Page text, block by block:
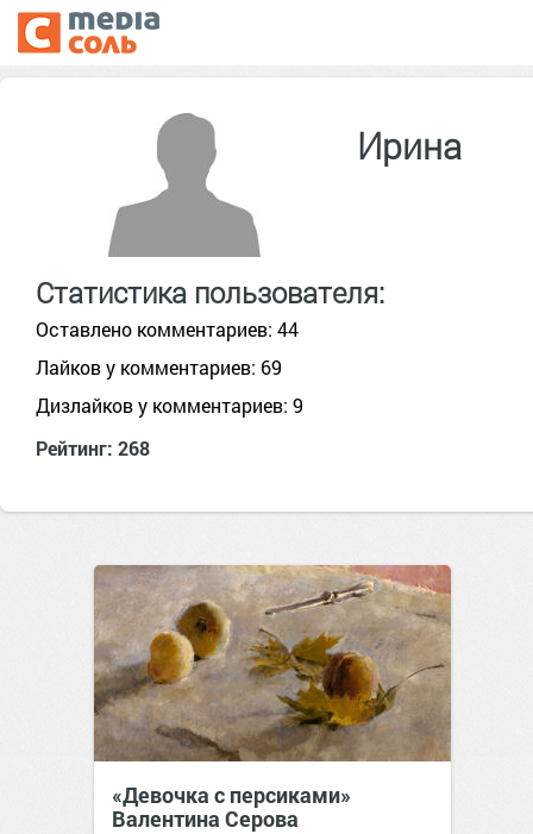
Ирина
Статистика пользователя:
Оставлено комментариев: 44
Лайков у комментариев: 69
Дизлайков у комментариев: 9
Рейтинг: 268
«Девочка с персиками»
Валентина Серова